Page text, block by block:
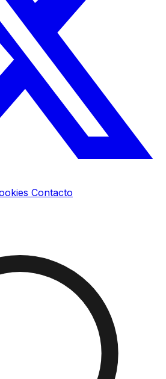
Contacto